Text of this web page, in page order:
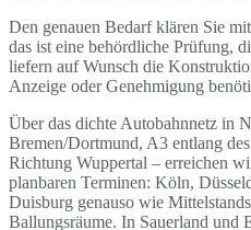
Den genauen Bedarf klären Sie
das ist eine behördliche Prüfung,
liefern auf Wunsch die
Anzeige oder Genehmigung
Über das dichte Autobahnnetz in
Bremen/Dortmund, A3 entlang
Richtung Wuppertal – erreichen
planbaren Terminen: Köln,
Duisburg genauso wie
Ballungsräume. In Sauerland und